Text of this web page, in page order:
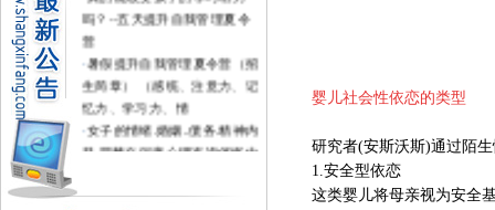
吗？--五天提升自我管理夏令
营
暑假提升自我管理夏令营（招
生简章） （感统、注意力、记
忆力、学习力、情
女子的情绪.婚姻..债务.精神内
耗.噩梦在深度心理咨询催眠中
婴儿社会性依恋的类型
研究者(安斯沃斯)通过陌
1.安全型依恋
这类婴儿将母亲视为安全